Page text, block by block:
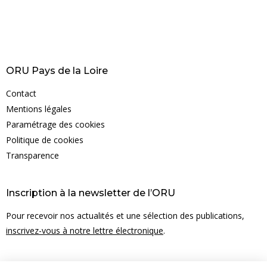
ORU Pays de la Loire
Contact
Mentions légales
Paramétrage des cookies
Politique de cookies
Transparence
Inscription à la newsletter de l’ORU
Pour recevoir nos actualités et une sélection des publications,
inscrivez-vous à notre lettre électronique.